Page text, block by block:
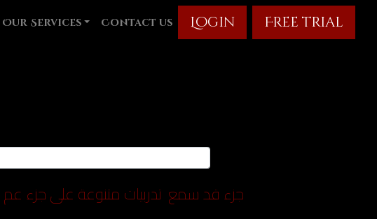
Our Services Contact us Login Free trial
تدربيات متنوعة على جزء عم جزء قد سمع